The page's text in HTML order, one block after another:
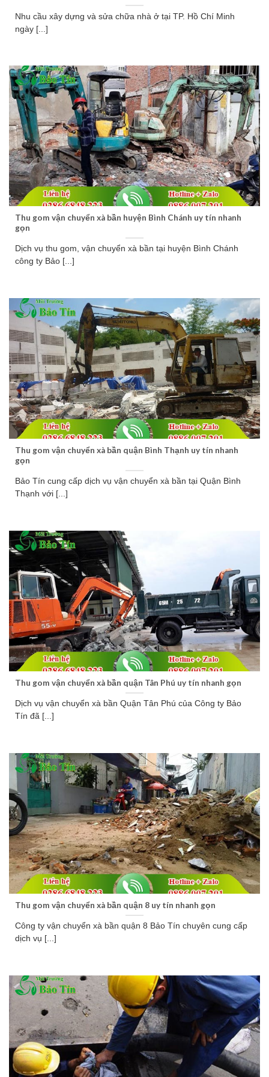
Nhu cầu xây dựng và sửa chữa nhà ở tại TP. Hồ Chí Minh
ngày [...]
Thu gom vận chuyển xà bần huyện Bình Chánh uy tín nhanh
gọn
Dịch vụ thu gom, vận chuyển xà bần tại huyện Bình Chánh
công ty Bảo [...]
Thu gom vận chuyển xà bần quận Bình Thạnh uy tín nhanh
gọn
Bảo Tín cung cấp dịch vụ vận chuyển xà bần tại Quận Bình
Thạnh với [...]
Thu gom vận chuyển xà bần quận Tân Phú uy tín nhanh gọn
Dịch vụ vận chuyển xà bần Quận Tân Phú của Công ty Bảo
Tín đã [...]
Thu gom vận chuyển xà bần quận 8 uy tín nhanh gọn
Công ty vận chuyển xà bần quận 8 Bảo Tín chuyên cung cấp
dịch vụ [...]